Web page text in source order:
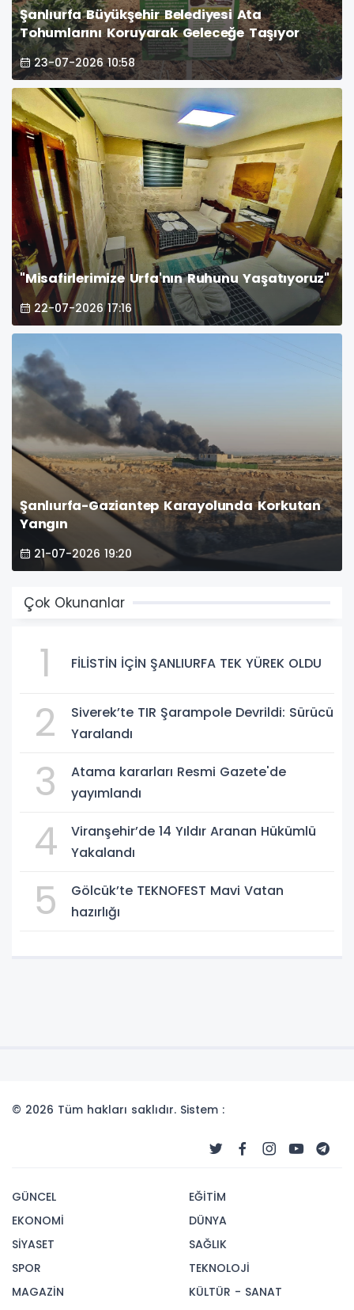
Şanlıurfa Büyükşehir Belediyesi Ata
Tohumlarını Koruyarak Geleceğe Taşıyor
23-07-2026 10:58
"Misafirlerimize Urfa'nın Ruhunu Yaşatıyoruz"
22-07-2026 17:16
Şanlıurfa-Gaziantep Karayolunda Korkutan
Yangın
21-07-2026 19:20
Çok Okunanlar
1 FİLİSTİN İÇİN ŞANLIURFA TEK YÜREK OLDU
2
Siverek’te TIR Şarampole Devrildi: Sürücü
Yaralandı
3
Atama kararları Resmi Gazete'de
yayımlandı
4
Viranşehir’de 14 Yıldır Aranan Hükümlü
Yakalandı
5
Gölcük’te TEKNOFEST Mavi Vatan
hazırlığı
© 2026 Tüm hakları saklıdır. Sistem :
GÜNCEL
EKONOMİ
SİYASET
SPOR
MAGAZİN
EĞİTİM
DÜNYA
SAĞLIK
TEKNOLOJİ
KÜLTÜR - SANAT